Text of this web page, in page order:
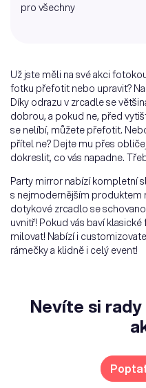
pro všechny
Už jste měli na své akci
fotku přefotit nebo upravit?
Díky odrazu v zrcadle se
dobrou, a pokud ne, před
se nelíbí, můžete přefotit.
přítel ne? Dejte mu přes
dokreslit, co vás napadne.
Party mirror nabízí kompletní
s nejmodernějším produktem
dotykové zrcadlo se
uvnitř! Pokud vás baví
milovat! Nabízí i
rámečky a klidně i celý event!
Nevíte si